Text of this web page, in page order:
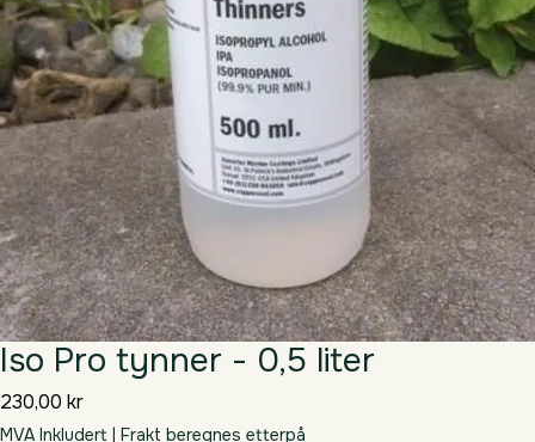
Iso Pro tynner - 0,5 liter
230,00 krPris
MVA Inkludert | Frakt beregnes etterpå